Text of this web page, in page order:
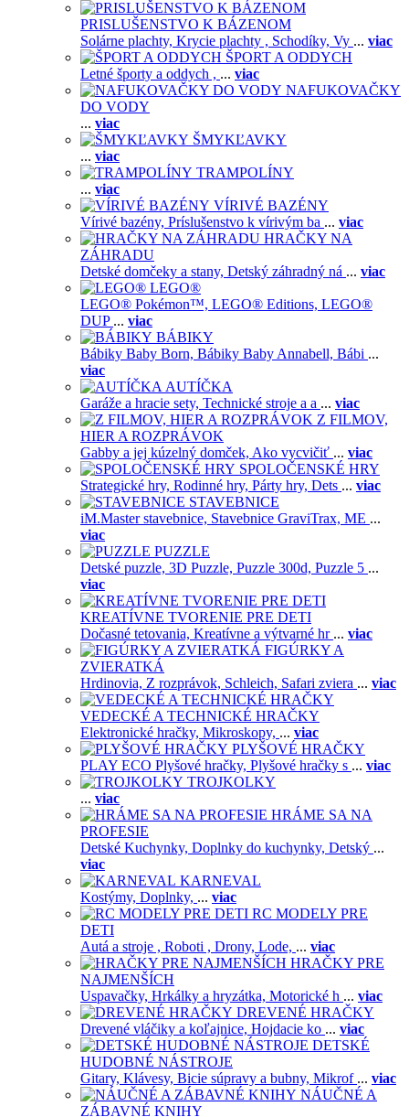
PRISLUŠENSTVO K BÁZENOM
Solárne plachty, Krycie plachty , Schodíky, Vy ... viac
ŠPORT A ODDYCH
Letné športy a oddych , ... viac
NAFUKOVAČKY
DO VODY
... viac
ŠMYKĽAVKY
... viac
TRAMPOLÍNY
... viac
VÍRIVÉ BAZÉNY
Vírivé bazény, Príslušenstvo k vírivým ba ... viac
HRAČKY NA
ZÁHRADU
Detské domčeky a stany, Detský záhradný ná ... viac
LEGO®
LEGO® Pokémon™, LEGO® Editions, LEGO®
DUP ... viac
BÁBIKY
Bábiky Baby Born, Bábiky Baby Annabell, Bábi ...
viac
AUTÍČKA
Garáže a hracie sety, Technické stroje a a ... viac
Z FILMOV,
HIER A ROZPRÁVOK
Gabby a jej kúzelný domček, Ako vycvičiť ... viac
SPOLOČENSKÉ HRY
Strategické hry, Rodinné hry, Párty hry, Dets ... viac
STAVEBNICE
iM.Master stavebnice, Stavebnice GraviTrax, ME ...
viac
PUZZLE
Detské puzzle, 3D Puzzle, Puzzle 300d, Puzzle 5 ...
viac
KREATÍVNE TVORENIE PRE DETI
Dočasné tetovania, Kreatívne a výtvarné hr ... viac
FIGÚRKY A
ZVIERATKÁ
Hrdinovia, Z rozprávok, Schleich, Safari zviera ... viac
VEDECKÉ A TECHNICKÉ HRAČKY
Elektronické hračky, Mikroskopy, ... viac
PLYŠOVÉ HRAČKY
PLAY ECO Plyšové hračky, Plyšové hračky s ... viac
TROJKOLKY
... viac
HRÁME SA NA
PROFESIE
Detské Kuchynky, Doplnky do kuchynky, Detský ...
viac
KARNEVAL
Kostýmy, Doplnky, ... viac
RC MODELY PRE
DETI
Autá a stroje , Roboti , Drony, Lode, ... viac
HRAČKY PRE
NAJMENŠÍCH
Uspavačky, Hrkálky a hryzátka, Motorické h ... viac
DREVENÉ HRAČKY
Drevené vláčiky a koľajnice, Hojdacie ko ... viac
DETSKÉ
HUDOBNÉ NÁSTROJE
Gitary, Klávesy, Bicie súpravy a bubny, Mikrof ... viac
NÁUČNÉ A
ZÁBAVNÉ KNIHY